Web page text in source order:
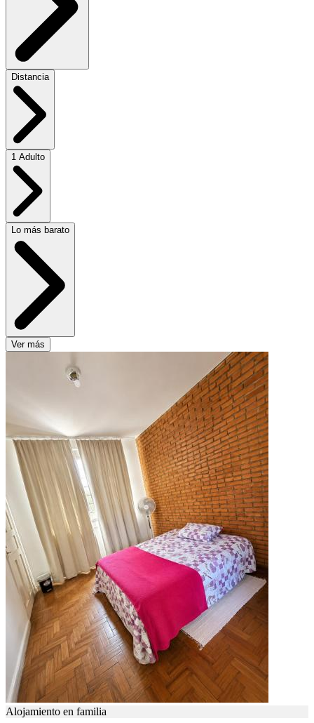
Distancia
1 Adulto
Lo más barato
Ver más
Alojamiento en familia